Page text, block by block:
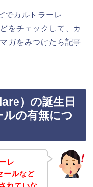
でカルトラーレ
をチェックして、カ
ガをみつけたら記事
）の誕生日
の有無につ
レ
ールなど
れていな